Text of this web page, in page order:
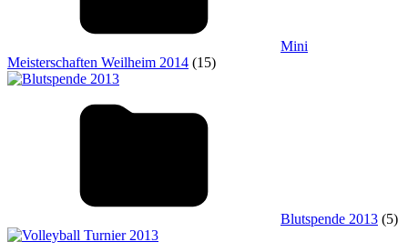
Mini
Meisterschaften Weilheim 2014 (15)
Blutspende 2013 (5)